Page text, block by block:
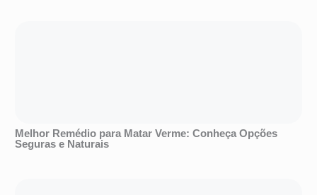
Melhor Remédio para Matar Verme: Conheça Opções
Seguras e Naturais